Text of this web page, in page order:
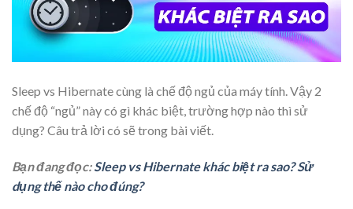
Sleep vs Hibernate cùng là chế độ ngủ của máy tính. Vậy 2
chế độ “ngủ” này có gì khác biệt, trường hợp nào thì sử
dụng? Câu trả lời có sẽ trong bài viết.
Bạn đang đọc:Sleep vs Hibernate khác biệt ra sao? Sử
dụng thế nào cho đúng?